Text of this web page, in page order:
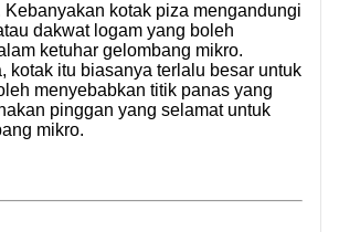
Kebanyakan kotak piza mengandungi
dakwat logam yang boleh
ketuhar gelombang mikro.
kotak itu biasanya terlalu besar untuk
menyebabkan titik panas yang
pinggan yang selamat untuk
mikro.